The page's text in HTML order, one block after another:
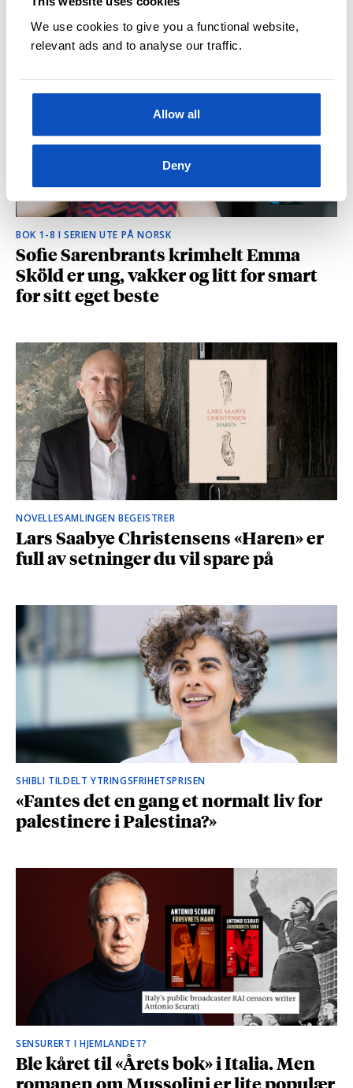
We use cookies to give you a functional website,
relevant ads and to analyse our traffic.
Allow all
Deny
hvilke deler som fikk folk til å le høyt
BOK 1-8 I SERIEN UTE PÅ NORSK
Sofie Sarenbrants krimhelt Emma
Sköld er ung, vakker og litt for smart
for sitt eget beste
NOVELLESAMLINGEN BEGEISTRER
Lars Saabye Christensens «Haren» er
full av setninger du vil spare på
SHIBLI TILDELT YTRINGSFRIHETSPRISEN
«Fantes det en gang et normalt liv for
palestinere i Palestina?»
SENSURERT I HJEMLANDET?
Ble kåret til «Årets bok» i Italia. Men
romanen om Mussolini er lite populær